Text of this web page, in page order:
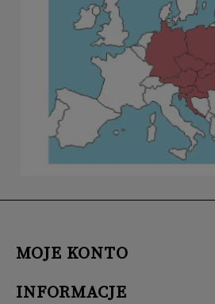
MOJE KONTO
INFORMACJE